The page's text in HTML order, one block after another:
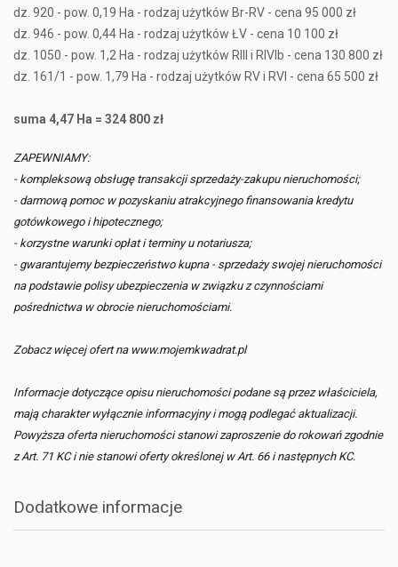
dz. 920 - pow. 0,19 Ha - rodzaj użytków Br-RV - cena 95 000 zł
dz. 946 - pow. 0,44 Ha - rodzaj użytków ŁV - cena 10 100 zł
dz. 1050 - pow. 1,2 Ha - rodzaj użytków RIII i RIVIb - cena 130 800 zł
dz. 161/1 - pow. 1,79 Ha - rodzaj użytków RV i RVI - cena 65 500 zł
suma 4,47 Ha = 324 800 zł
ZAPEWNIAMY:
- kompleksową obsługę transakcji sprzedaży-zakupu nieruchomości;
- darmową pomoc w pozyskaniu atrakcyjnego finansowania kredytu
gotówkowego i hipotecznego;
- korzystne warunki opłat i terminy u notariusza;
- gwarantujemy bezpieczeństwo kupna - sprzedaży swojej nieruchomości
na podstawie polisy ubezpieczenia w związku z czynnościami
pośrednictwa w obrocie nieruchomościami.
Zobacz więcej ofert na www.mojemkwadrat.pl
Informacje dotyczące opisu nieruchomości podane są przez właściciela,
mają charakter wyłącznie informacyjny i mogą podlegać aktualizacji.
Powyższa oferta nieruchomości stanowi zaproszenie do rokowań zgodnie
z Art. 71 KC i nie stanowi oferty określonej w Art. 66 i następnych KC.
Dodatkowe informacje